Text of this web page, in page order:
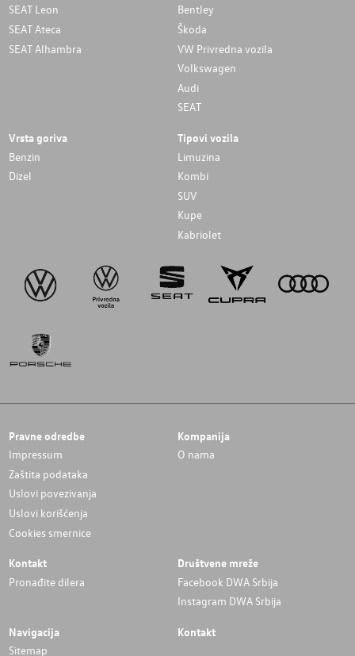
SEAT Leon
SEAT Ateca
SEAT Alhambra
Bentley
Škoda
VW Privredna vozila
Volkswagen
Audi
SEAT
Vrsta goriva
Benzin
Dizel
Tipovi vozila
Limuzina
Kombi
SUV
Kupe
Kabriolet
Pravne odredbe
Impressum
Zaštita podataka
Uslovi povezivanja
Uslovi korišćenja
Cookies smernice
Kompanija
O nama
Kontakt
Pronađite dilera
Društvene mreže
Facebook DWA Srbija
Instagram DWA Srbija
Navigacija
Sitemap
Kontakt